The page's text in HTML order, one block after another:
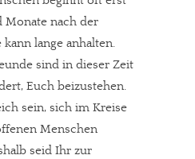
Monate nach der
lange anhalten.
sind in dieser Zeit
Euch beizustehen.
sein, sich im Kreise
Menschen
seid Ihr zur